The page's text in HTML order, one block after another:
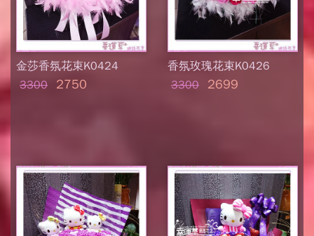
金莎香氛花束K0424
3300
2750
香氛玫瑰花束K0426
3300
2699